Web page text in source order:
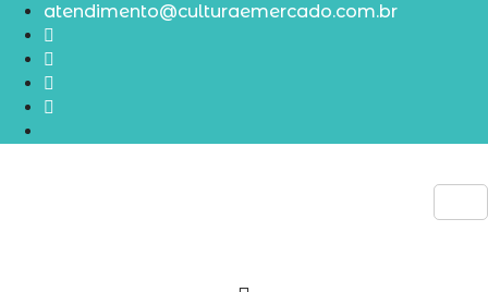
para
conteúdo
atendimento@culturaemercado.com.br